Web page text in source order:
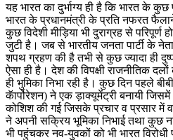
यह भारत का दुर्भाग्य ही है कि भारत के
भारत के प्रधानमंत्री के प्रति नफरत
कुछ विदेशी मीड़िया भी दुराग्रह से परिपूर्ण
जुटी है। जब से भारतीय जनता पार्टी के
शपथ ग्रहण की है तभी से कुछ ज्यादा ही
ऐसा ही है। देश की विपक्षी राजनीतिक दलों
ही भुमिका निभा रही है। कुछ दिन पहले
कॅार्पोरेशन) ने एक ड़ाक्यूमेंट्री बनायी
कोशिश की गई जिसके प्रचार व प्रसार में
ने अपनी सक्रिय भूमिका निभाई तथा कुछ
भी पहुंचकर नव-युवकों को भी भारत विरोधी